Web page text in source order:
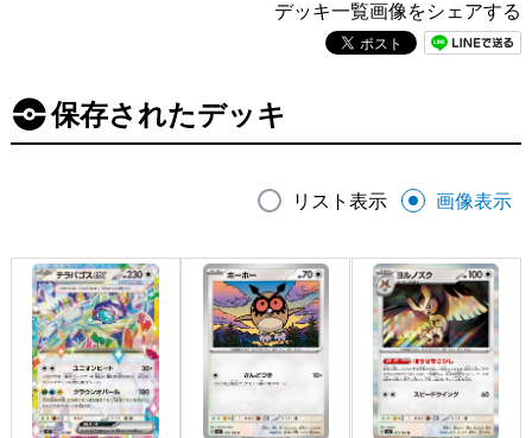
デッキ一覧画像をシェアする
保存されたデッキ
リスト表示 画像表示